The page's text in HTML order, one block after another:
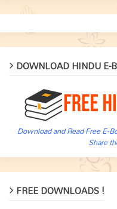
DOWNLOAD HINDU E-
Download and Read Free E-
Share
FREE DOWNLOADS !